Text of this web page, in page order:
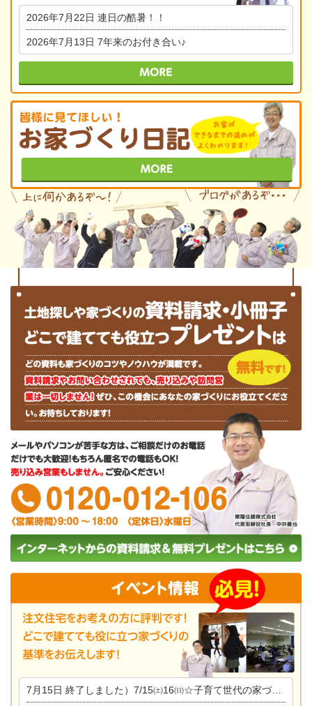
2026年7月22日 連日の酷暑！！
2026年7月13日 7年来のお付き合い♪
7月15日 終了しました）7/15㈯16㈰☆子育て世代の家づくり相談会